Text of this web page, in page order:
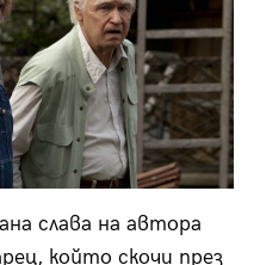
слава на автора
който скочи през